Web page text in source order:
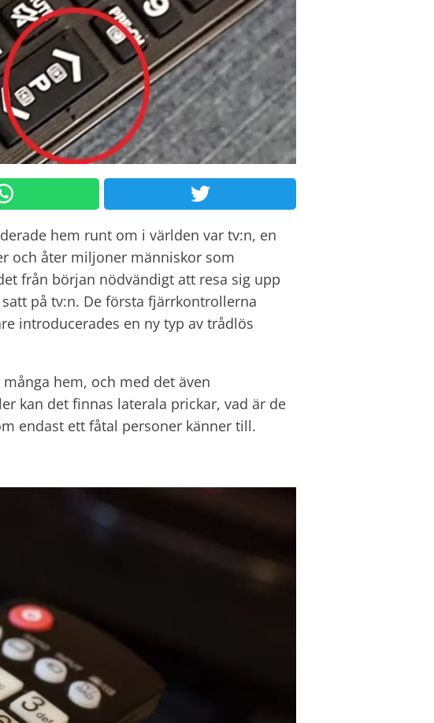
hem runt om i världen var tv:n, en
och åter miljoner människor som
från början nödvändigt att resa sig upp
på tv:n. De första fjärrkontrollerna
introducerades en ny typ av trådlös
hem, och med det även
kan det finnas laterala prickar, vad är de
endast ett fåtal personer känner till.